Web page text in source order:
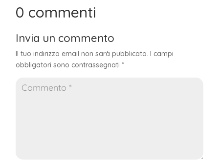
0 commenti
Invia un commento
Il tuo indirizzo email non sarà pubblicato.
I campi
obbligatori sono contrassegnati *